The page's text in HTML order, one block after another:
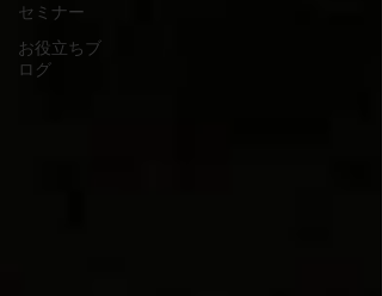
セミナー
お役立ちブ
ログ